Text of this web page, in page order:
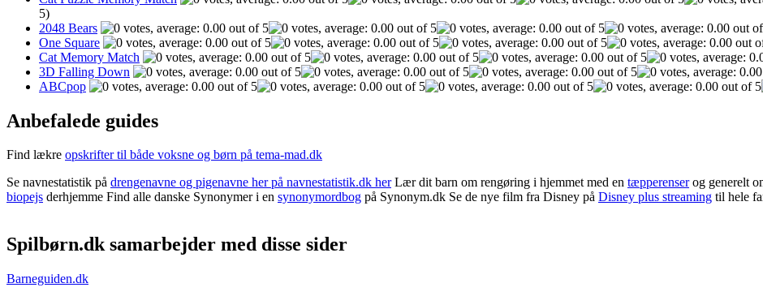
5)
2048 Bears
One Square
Cat Memory Match
3D Falling Down
ABCpop
Anbefalede guides
Find lækre opskrifter til både voksne og børn på tema-mad.dk
Se navnestatistik på drengenavne og pigenavne her på navnestatistik.dk herLær dit barn om rengøring i hjemmet med en tæpperenserog generelt
biopejs derhjemme Find alle danske Synonymer i en synonymordbog på Synonym.dk Se de nye film fra Disney på Disney plus streaming til hele
Spilbørn.dk samarbejder med disse sider
Barneguiden.dk